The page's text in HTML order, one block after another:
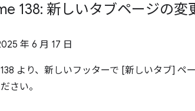
138: 新しいタブページの変
年 6 月 17 日
より、新しいフッターで [新しいタブ] ペ
さい。